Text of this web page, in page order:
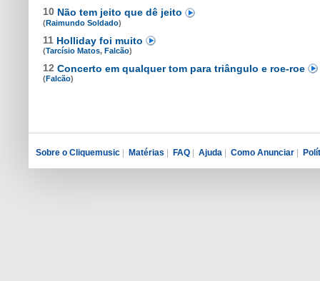
10 Não tem jeito que dê jeito
(Raimundo Soldado)
11 Holliday foi muito
(Tarcísio Matos, Falcão)
12 Concerto em qualquer tom para triângulo e roe-roe
(Falcão)
Sobre o Cliquemusic Matérias FAQ Ajuda Como Anunciar